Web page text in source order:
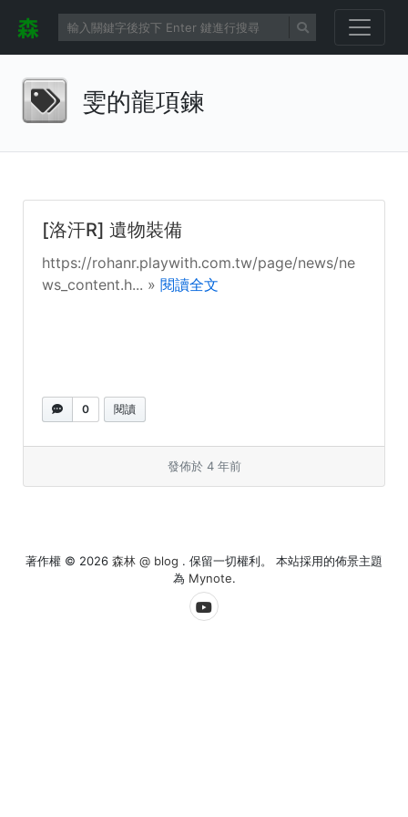
雯的龍項鍊
[洛汗R] 遺物裝備
https://rohanr.playwith.com.tw/page/news/ne
ws_content.h... » 閱讀全文
0 閱讀
發佈於 4 年前
著作權 © 2026 森林 @ blog . 保留一切權利。 本站採用的佈景主題
為 Mynote.